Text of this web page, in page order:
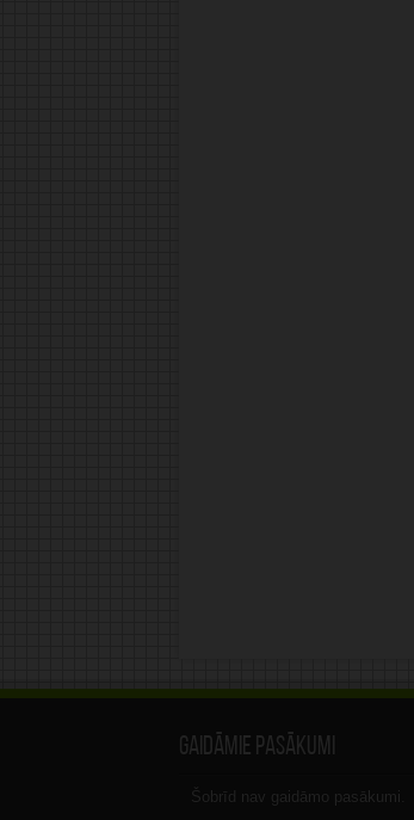
Gaidāmie pasākumi
Šobrīd nav gaidāmo pasākumi.